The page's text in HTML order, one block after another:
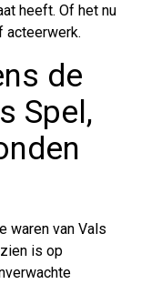
heeft. Of het nu
acteerwerk.
de
Spel,
waren van Vals
is op